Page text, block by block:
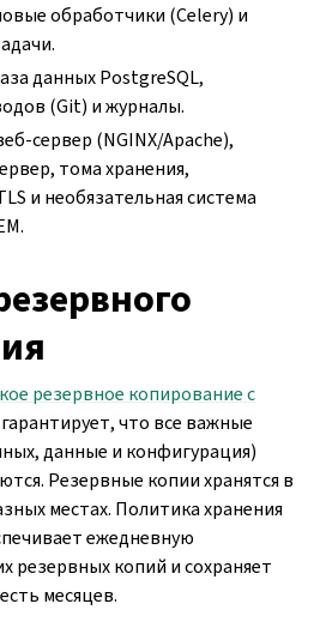
обработчики (Celery) и
данных PostgreSQL,
(Git) и журналы.
сервер (NGINX/Apache),
тома хранения,
и необязательная система
резервное копирование с
гарантирует, что все важные
данные и конфигурация)
Резервные копии хранятся в
местах. Политика хранения
ежедневную
резервных копий и сохраняет
месяцев.